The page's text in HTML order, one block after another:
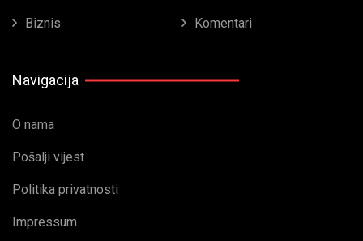
Biznis Komentari
Navigacija
O nama
Pošalji vijest
Politika privatnosti
Impressum